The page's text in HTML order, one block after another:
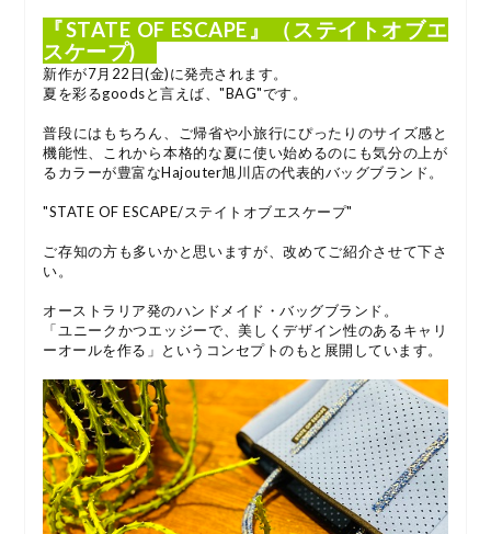
『STATE OF ESCAPE』（ステイトオブエ
スケープ)
新作が7月22日(金)に発売されます。
夏を彩るgoodsと言えば、"BAG"です。
普段にはもちろん、ご帰省や小旅行にぴったりのサイズ感と
機能性、これから本格的な夏に使い始めるのにも気分の上が
るカラーが豊富なHajouter旭川店の代表的バッグブランド。
"STATE OF ESCAPE/ステイトオブエスケープ"
ご存知の方も多いかと思いますが、改めてご紹介させて下さ
い。
オーストラリア発のハンドメイド・バッグブランド。
「ユニークかつエッジーで、美しくデザイン性のあるキャリ
ーオールを作る」というコンセプトのもと展開しています。